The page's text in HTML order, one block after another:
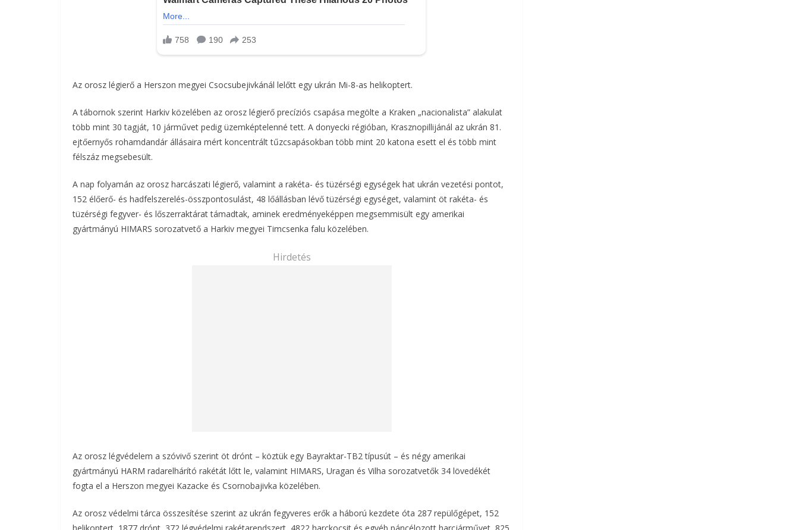
Az orosz légierő a Herszon megyei Csocsubejivkánál lelőtt egy ukrán Mi-8-as helikoptert.
A tábornok szerint Harkiv közelében az orosz légierő precíziós csapása megölte a Kraken „nacionalista” alakulat
több mint 30 tagját, 10 járművet pedig üzemképtelenné tett. A donyecki régióban, Krasznopillijánál az ukrán 81.
ejtőernyős rohamdandár állásaira mért koncentrált tűzcsapásokban több mint 20 katona esett el és több mint
félszáz megsebesült.
A nap folyamán az orosz harcászati légierő, valamint a rakéta- és tüzérségi egységek hat ukrán vezetési pontot,
152 élőerő- és hadfelszerelés-összpontosulást, 48 lőállásban lévő tüzérségi egységet, valamint öt rakéta- és
tüzérségi fegyver- és lőszerraktárat támadtak, aminek eredményeképpen megsemmisült egy amerikai
gyártmányú HIMARS sorozatvető a Harkiv megyei Timcsenka falu közelében.
Hirdetés
Az orosz légvédelem a szóvivő szerint öt drónt – köztük egy Bayraktar-TB2 típusút – és négy amerikai
gyártmányú HARM radarelhárító rakétát lőtt le, valamint HIMARS, Uragan és Vilha sorozatvetők 34 lövedékét
fogta el a Herszon megyei Kazacke és Csornobajivka közelében.
Az orosz védelmi tárca összesítése szerint az ukrán fegyveres erők a háború kezdete óta 287 repülőgépet, 152